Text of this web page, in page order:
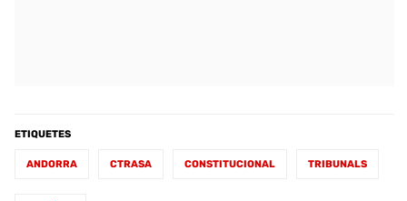
ETIQUETES
ANDORRA CTRASA CONSTITUCIONAL TRIBUNALS